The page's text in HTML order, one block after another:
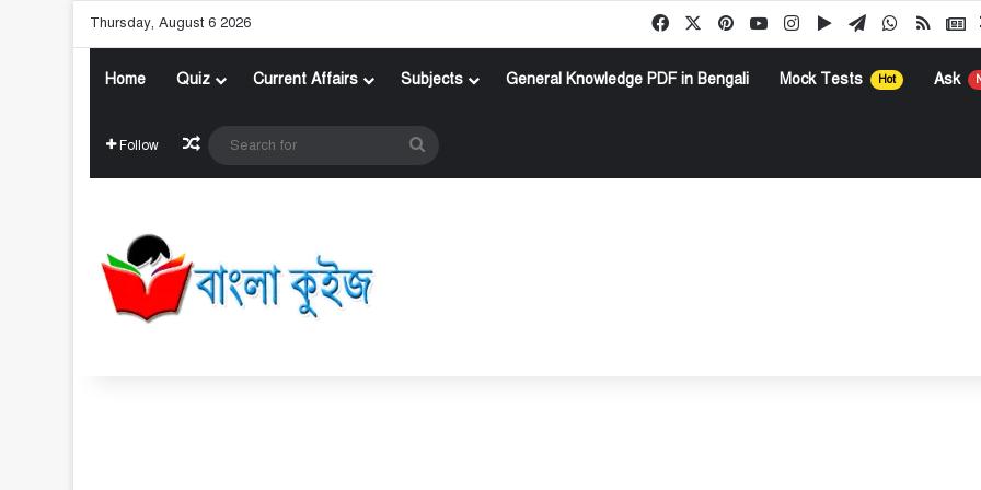
Thursday, August 6 2026 FacebookPinterestYouTubeInstagramGoogle Play
TelegramWhatsApp
RSS
Home Quiz Current Affairs Subjects General Knowledge PDF in Bengali Mock Tests Hot Ask
Follow Random Article
for